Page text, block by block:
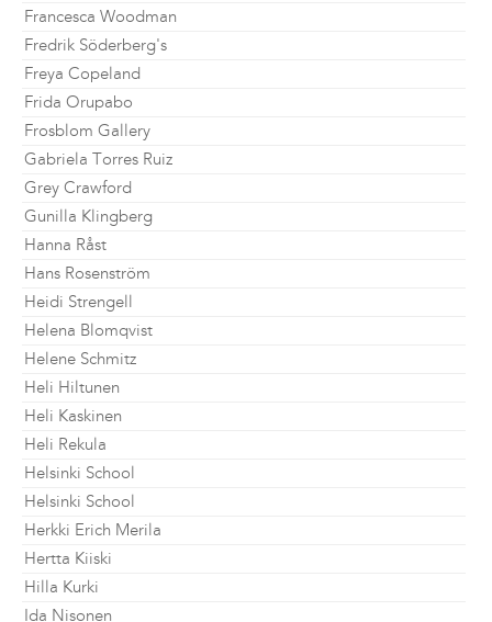
Francesca Woodman
Fredrik Söderberg's
Freya Copeland
Frida Orupabo
Frosblom Gallery
Gabriela Torres Ruiz
Grey Crawford
Gunilla Klingberg
Hanna Råst
Hans Rosenström
Heidi Strengell
Helena Blomqvist
Helene Schmitz
Heli Hiltunen
Heli Kaskinen
Heli Rekula
Helsinki School
Helsinki School
Herkki Erich Merila
Hertta Kiiski
Hilla Kurki
Ida Nisonen